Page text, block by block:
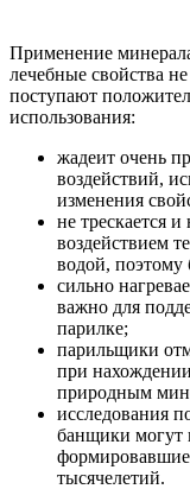
Применение
лечебные свойства
поступают
использования:
жадеит очень
воздействий,
изменения
не трескается
воздействием
водой, поэтому
сильно
важно для
парилке;
парильщики
при
природным
исследования
банщики могут
тысячелетий.